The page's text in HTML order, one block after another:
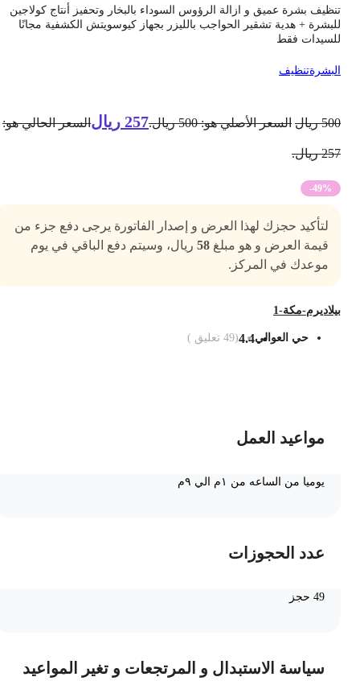
بشرة عميق و ازالة الرؤوس السوداء بالبخار وتحفيز أنتاج كولاجين
+ هدية تشقير الحواجب بالليزر بجهاز كيوسويتش الكشفية مجانًا
فقط
تنظيف
ريال السعر الأصلي هو: 500 ريال. 257 ريال السعر الحالي هو:
-49%
لتأكيد حجزك لهذا العرض و إصدار الفاتورة يرجى دفع جزء من
قيمة العرض و هو مبلغ58ريال، وسيتم دفع الباقي في يوم
موعدك في المركز.
مكة-1
حي العوالي4.4
(
49تعليق )
مواعيد العمل
يوميا من الساعه من ١م الي ٩م
عدد الحجوزات
سياسة الاستبدال و المرتجعات و تغير المواعيد